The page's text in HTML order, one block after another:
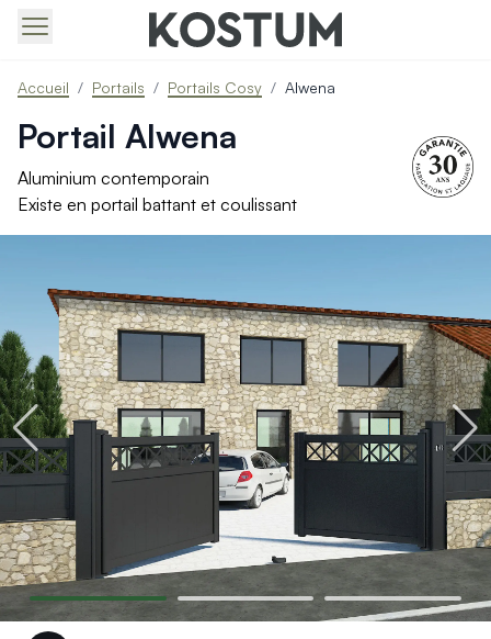
Produits > Portails > Portails contemporains
Produits > Portails > Portails traditionnels
Produits > Portails > Portails architectes
Produits > Portails > Portails avec décors
Produits > Portails > Portails économiques
Produits > Portails > Motorisation Portail
Produits > Portillons > Portillons contemporains
Produits > Portillons > Portillons traditionnels
Produits > Portillons > Portillons architectes
Produits > Portillons > Portillons décoratifs
Produits > Portillons > Motorisation Portillon
Produits > Portillons > Ouvertures Spéciales
Produits > Clôtures > Toutes nos clôtures
Produits > Clôtures > Clôtures contemporaines
Produits > Clôtures > Clôtures traditionnelles
Produits > Clôtures > Clôtures architectes
Produits > Clôtures > Clôtures décoratives
Produits > Clôtures > Claustras
Produits > Garde-corps et rambardes > Tous nos garde-
Accueil / Portails / Portails Cosy / Alwena
Portail Alwena
Aluminium contemporain
Existe en portail battant et coulissant